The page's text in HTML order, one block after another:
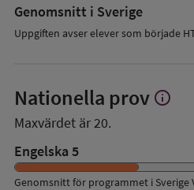
Genomsnitt i Sverige
Uppgiften avser elever som började
Nationella prov Visa
prov
info
Maxvärdet är 20.
Engelska 5
Genomsnitt för programmet i Sverige